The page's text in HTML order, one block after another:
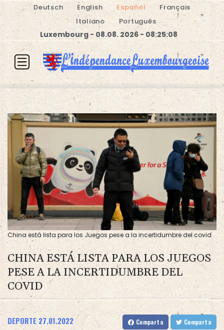
Deutsch English Español
Français
Italiano
Português
Luxembourg - 08.08. 2026 - 08:25:09
China está lista para los Juegos pese a la incertidumbre del covid
CHINA ESTÁ LISTA PARA LOS JUEGOS
PESE A LA INCERTIDUMBRE DEL
COVID
DEPORTE 27.01.2022 Comparta Comparta